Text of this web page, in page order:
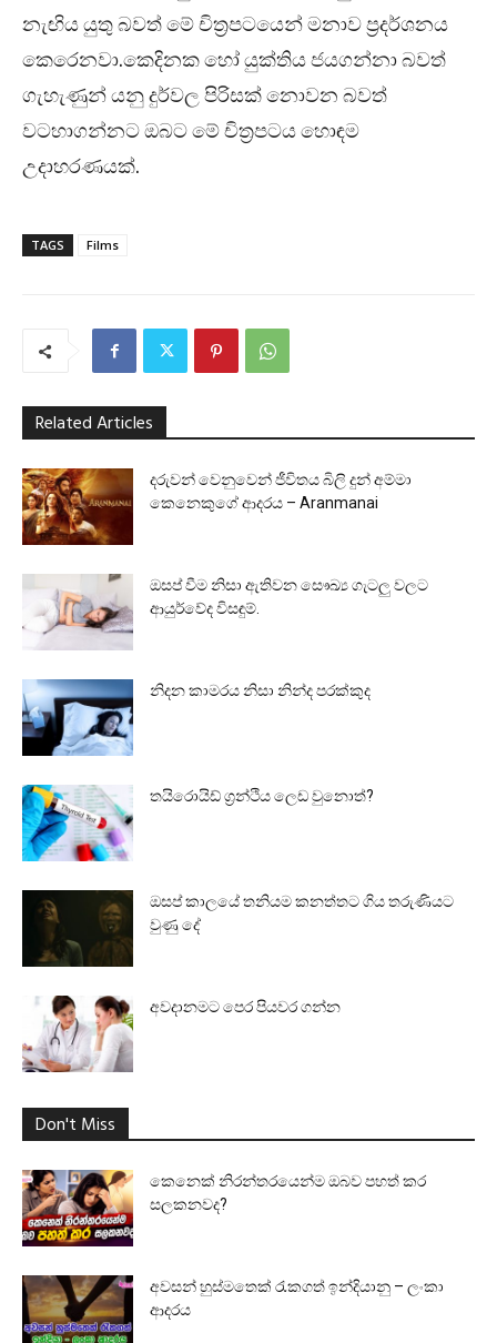
නැඟිය යුතු බවත් මේ චිත්‍රපටයෙන් මනාව ප්‍රදර්ශනය
කෙරෙනවා.කෙදිනක හෝ යුක්තිය ජයගන්නා බවත්
ගැහැණුන් යනු දුර්වල පිරිසක් නොවන බවත්
වටහාගන්නට ඔබට මේ චිත්‍රපටය හොඳම
උදාහරණයක්.
TAGS Films
Related Articles
දරුවන් වෙනුවෙන් ජීවිතය බිලි දුන් අම්මා
කෙනෙකුගේ ආදරය – Aranmanai
ඔසප් වීම නිසා ඇතිවන සෞඛ්‍ය ගැටලු වලට
ආයුර්වේද විසඳුම්.
නිදන කාමරය නිසා නින්ද පරක්කුද
තයිරොයිඩ් ග්‍රන්ථිය ලෙඩ වුනොත්?
ඔසප් කාලයේ තනියම කනත්තට ගිය තරුණියට
වුණු දේ
අවදානමට පෙර පියවර ගන්න
Don't Miss
කෙනෙක් නිරන්තරයෙන්ම ඔබව පහත් කර
සලකනවද?
අවසන් හුස්මතෙක් රැකගත් ඉන්දියානු – ලංකා
ආදරය